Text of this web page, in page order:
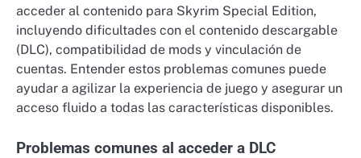
acceder al contenido para Skyrim Special Edition,
incluyendo dificultades con el contenido descargable
(DLC), compatibilidad de mods y vinculación de
cuentas. Entender estos problemas comunes puede
ayudar a agilizar la experiencia de juego y asegurar un
acceso fluido a todas las características disponibles.
Problemas comunes al acceder a DLC